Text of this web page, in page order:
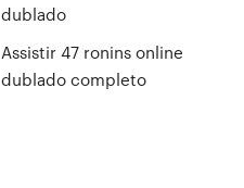
dublado
Assistir 47 ronins online
dublado completo